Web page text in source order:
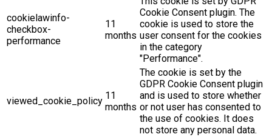
cookielawinfo-
checkbox-
performance
11
months
Cookie Consent plugin. The
cookie is used to store the
user consent for the cookies
in the category
"Performance".
viewed_cookie_policy 11
months
The cookie is set by the
GDPR Cookie Consent plugin
and is used to store whether
or not user has consented to
the use of cookies. It does
not store any personal data.